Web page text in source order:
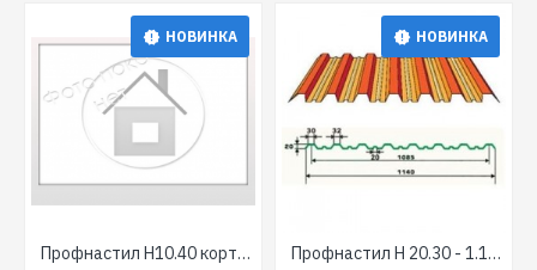
НОВИНКА
Профнастил Н10.40 кортен (ст.медь)
НОВИНКА
Профнастил Н 20.30 - 1.14 (1.085) толщ. 0.5-.055мм